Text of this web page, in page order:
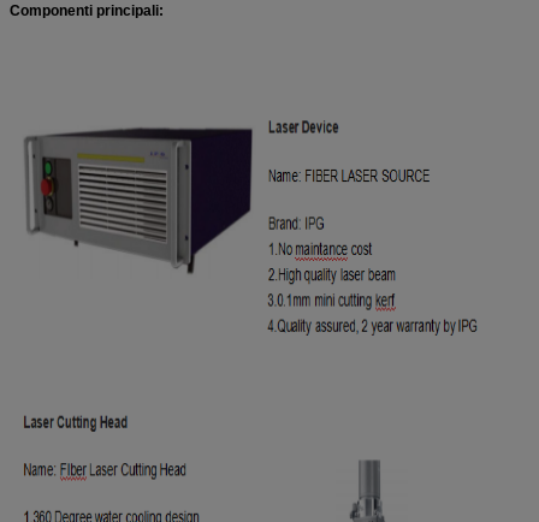
Componenti principali: